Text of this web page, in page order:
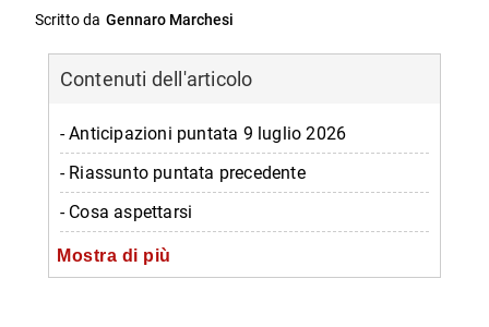
Scritto da Gennaro Marchesi
Contenuti dell'articolo
- Anticipazioni puntata 9 luglio 2026
- Riassunto puntata precedente
- Cosa aspettarsi
- Dove vederla
Mostra di più